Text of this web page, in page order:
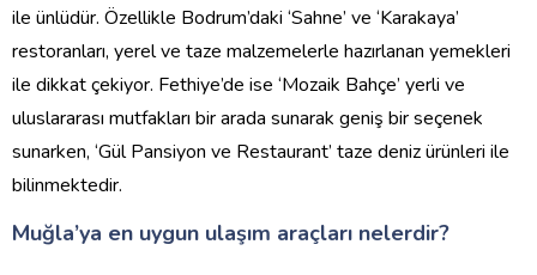
ile ünlüdür. Özellikle Bodrum’daki ‘Sahne’ ve ‘Karakaya’
restoranları, yerel ve taze malzemelerle hazırlanan yemekleri
ile dikkat çekiyor. Fethiye’de ise ‘Mozaik Bahçe’ yerli ve
uluslararası mutfakları bir arada sunarak geniş bir seçenek
sunarken, ‘Gül Pansiyon ve Restaurant’ taze deniz ürünleri ile
bilinmektedir.
Muğla’ya en uygun ulaşım araçları nelerdir?